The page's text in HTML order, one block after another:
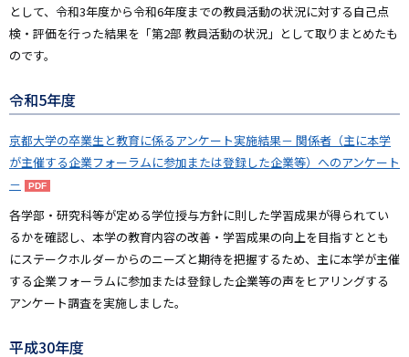
として、令和3年度から令和6年度までの教員活動の状況に対する自己点
検・評価を行った結果を「第2部 教員活動の状況」として取りまとめたも
のです。
令和5年度
京都大学の卒業生と教育に係るアンケート実施結果－ 関係者（主に本学
が主催する企業フォーラムに参加または登録した企業等）へのアンケート
－
各学部・研究科等が定める学位授与方針に則した学習成果が得られてい
るかを確認し、本学の教育内容の改善・学習成果の向上を目指すととも
にステークホルダーからのニーズと期待を把握するため、主に本学が主催
する企業フォーラムに参加または登録した企業等の声をヒアリングする
アンケート調査を実施しました。
平成30年度